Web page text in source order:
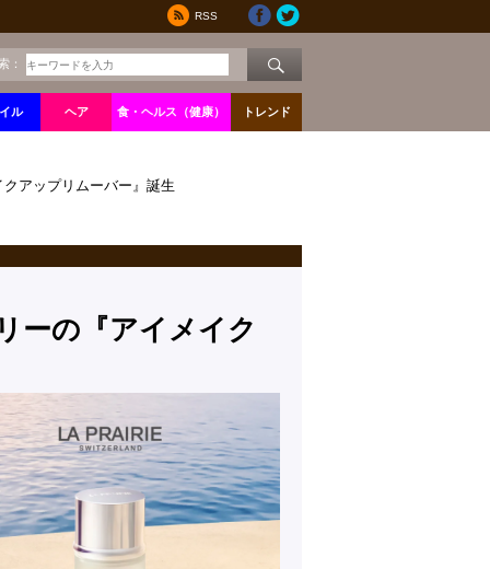
RSS
：
ル ヘア 食・ヘルス（健康） トレンド
アップリムーバー』誕生
ーの『アイメイク